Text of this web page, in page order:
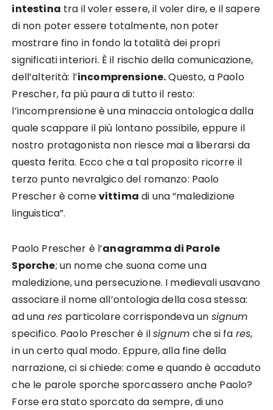
intestina tra il voler essere, il voler dire, e il sapere
di non poter essere totalmente, non poter
mostrare fino in fondo la totalità dei propri
significati interiori. È il rischio della comunicazione,
dell’alterità: l’incomprensione.Questo, a Paolo
Prescher, fa più paura di tutto il resto:
l’incomprensione è una minaccia ontologica dalla
quale scappare il più lontano possibile, eppure il
nostro protagonista non riesce mai a liberarsi da
questa ferita. Ecco che a tal proposito ricorre il
terzo punto nevralgico del romanzo: Paolo
Prescher è comevittima di una “maledizione
linguistica”.
Paolo Prescher è l’anagramma di Parole
Sporche; un nome che suona come una
maledizione, una persecuzione. I medievali usavano
associare il nome all’ontologia della cosa stessa:
ad una res particolare corrispondeva un signum
specifico. Paolo Prescher è ilsignumche si fa res,
in un certo qual modo. Eppure, alla fine della
narrazione, ci si chiede: come e quando è accaduto
che le parole sporche sporcassero anche Paolo?
Forse era stato sporcato da sempre, di uno